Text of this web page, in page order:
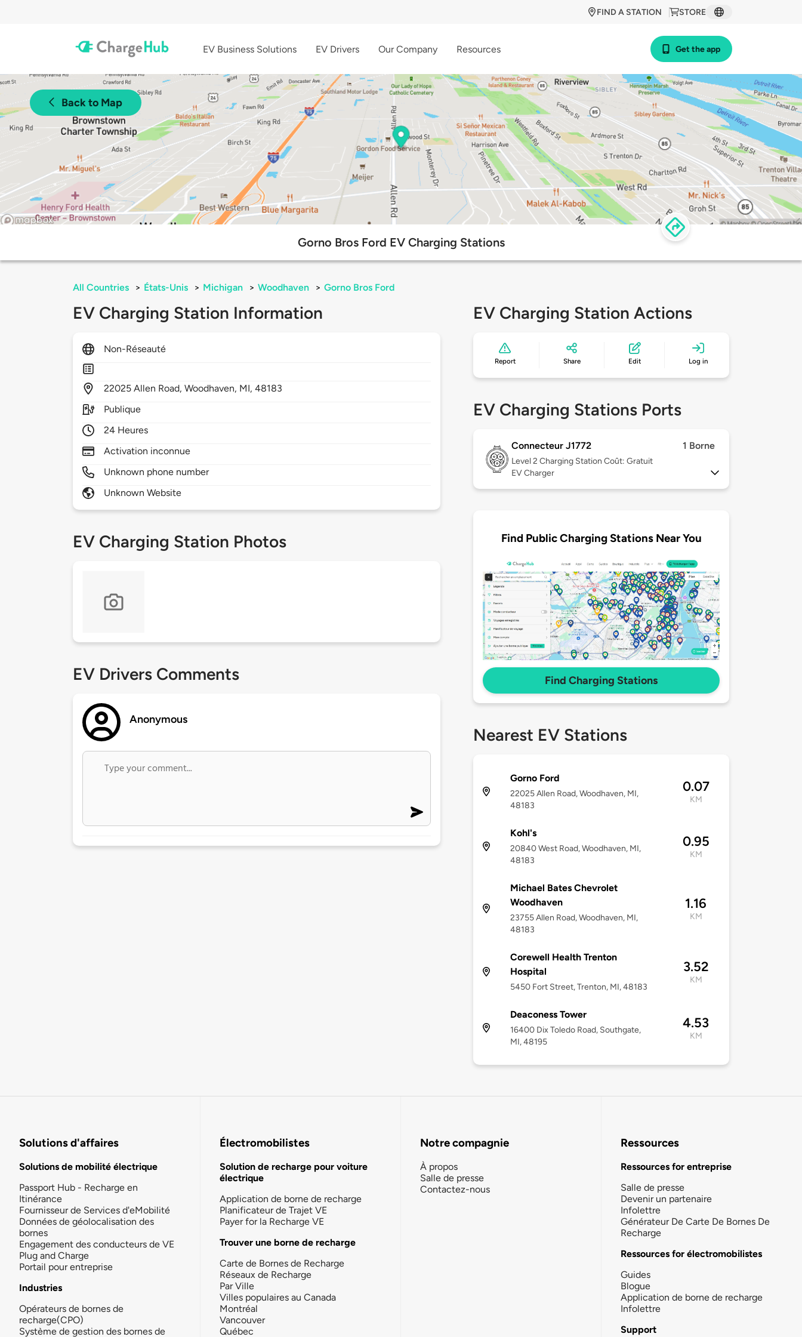
STORE
FIND A STATION
EV Business Solutions EV Drivers Our Company Resources Get the app
Back to Map
Gorno Bros Ford EV Charging Stations
All Countries > États-Unis > Michigan > Woodhaven > Gorno Bros Ford
EV Charging Station Information
Non-Réseauté
22025Allen Road,Woodhaven, MI,48183
Publique
24 Heures
Activation inconnue
Unknown phone number
Unknown Website
EV Charging Station Photos
EV Drivers Comments
Anonymous
EV Charging Station Actions
Report Share Edit Log in
EV Charging Stations Ports
Connecteur J1772 1 Borne
Level 2 Charging Station Coût: Gratuit
EV Charger
Find Public Charging Stations Near You
Find Charging Stations
Nearest EV Stations
Gorno Ford
22025 Allen Road, Woodhaven, MI,
48183
0.07
KM
Kohl's
20840 West Road, Woodhaven, MI,
48183
0.95
KM
Michael Bates Chevrolet
Woodhaven
23755 Allen Road, Woodhaven, MI,
48183
1.16
KM
Corewell Health Trenton
Hospital
5450 Fort Street, Trenton, MI, 48183
3.52
KM
Deaconess Tower
16400 Dix Toledo Road, Southgate,
MI, 48195
4.53
KM
Solutions d'affaires
Solutions de mobilité électrique
Passport Hub - Recharge en
Itinérance
Fournisseur de Services d'eMobilité
Données de géolocalisation des
bornes
Engagement des conducteurs de VE
Plug and Charge
Portail pour entreprise
Industries
Opérateurs de bornes de
recharge(CPO)
Système de gestion des bornes de
Électromobilistes
Solution de recharge pour voiture
électrique
Application de borne de recharge
Planificateur de Trajet VE
Payer for la Recharge VE
Trouver une borne de recharge
Carte de Bornes de Recharge
Réseaux de Recharge
Par Ville
Villes populaires au Canada
Montréal
Vancouver
Québec
Notre compagnie
À propos
Salle de presse
Contactez-nous
Ressources
Ressources for entreprise
Salle de presse
Devenir un partenaire
Infolettre
Générateur De Carte De Bornes De
Recharge
Ressources for électromobilistes
Guides
Blogue
Application de borne de recharge
Infolettre
Support